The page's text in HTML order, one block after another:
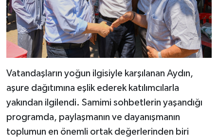
Vatandaşların yoğun ilgisiyle karşılanan Aydın,
aşure dağıtımına eşlik ederek katılımcılarla
yakından ilgilendi. Samimi sohbetlerin yaşandığı
programda, paylaşmanın ve dayanışmanın
toplumun en önemli ortak değerlerinden biri